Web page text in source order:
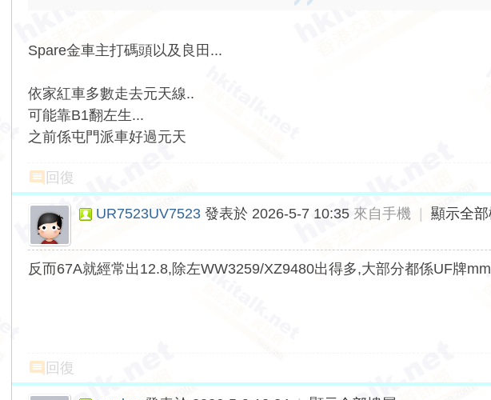
Spare金車主打碼頭以及良田...
依家紅車多數走去元天線..
可能靠B1翻左生...
之前係屯門派車好過元天
回復
UR7523UV7523 發表於 2026-5-7 10:35 來自手機 顯示全
反而67A就經常出12.8,除左WW3259/XZ9480出得多,大部分都係UF牌
回復